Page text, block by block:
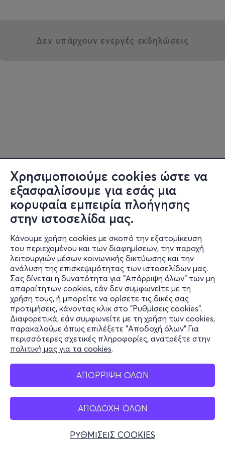
Χρησιμοποιούμε cookies ώστε να
εξασφαλίσουμε για εσάς μια
κορυφαία εμπειρία πλοήγησης
στην ιστοσελίδα μας.
Κάνουμε χρήση cookies με σκοπό την εξατομίκευση
του περιεχομένου και των διαφημίσεων, την παροχή
λειτουργιών μέσων κοινωνικής δικτύωσης και την
ανάλυση της επισκεψιμότητας των ιστοσελίδων μας.
Σας δίνεται η δυνατότητα για "Απόρριψη όλων" των μη
απαραίτητων cookies, εάν δεν συμφωνείτε με τη
χρήση τους, ή μπορείτε να ορίσετε τις δικές σας
προτιμήσεις, κάνοντας κλικ στο "Ρυθμίσεις cookies".
Διαφορετικά, εάν συμφωνείτε με τη χρήση των cookies,
παρακαλούμε όπως επιλέξετε "Αποδοχή όλων".Για
περισσότερες σχετικές πληροφορίες, ανατρέξτε στην
πολιτική μας για τα cookies.
ΑΠΟΡΡΙΨΗ ΟΛΩΝ
ΑΠΟΔΟΧΗ ΟΛΩΝ
ΡΥΘΜΙΣΕΙΣ COOKIES
Δεν υπάρχουν ενεργές εκδηλώσεις